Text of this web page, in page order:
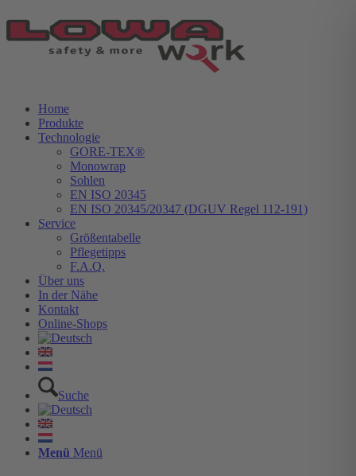
Home
Produkte
Technologie
GORE-TEX®
Monowrap
Sohlen
EN ISO 20345
EN ISO 20345/20347 (DGUV Regel 112-191)
Service
Größentabelle
Pflegetipps
F.A.Q.
Über uns
In der Nähe
Kontakt
Online-Shops
Suche
Menü Menü